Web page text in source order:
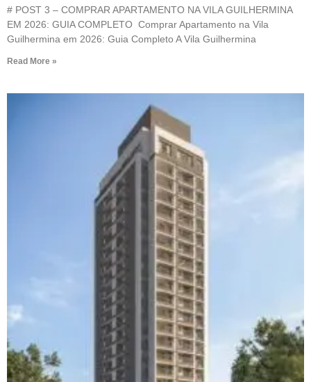
# POST 3 – COMPRAR APARTAMENTO NA VILA GUILHERMINA
EM 2026: GUIA COMPLETO Comprar Apartamento na Vila
Guilhermina em 2026: Guia Completo A Vila Guilhermina
Read More »